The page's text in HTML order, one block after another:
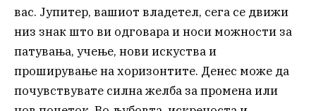
вас. Јупитер, вашиот владетел, сега се движи
низ знак што ви одговара и носи можности за
патувања, учење, нови искуства и
проширување на хоризонтите. Денес може да
почувствувате силна желба за промена или